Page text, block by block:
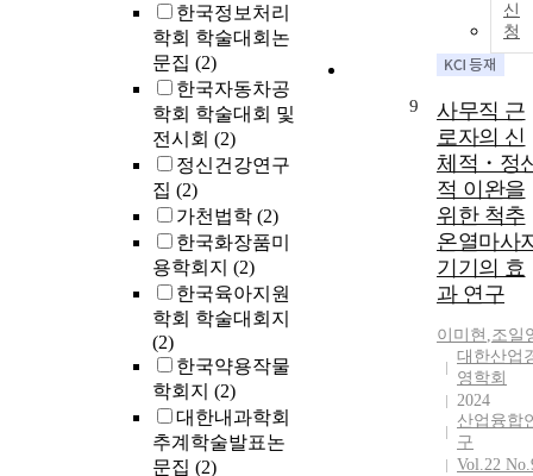
한국정보처리
학회 학술대회논
문집 (2)
한국자동차공
학회 학술대회 및
전시회 (2)
정신건강연구
집 (2)
가천법학 (2)
한국화장품미
용학회지 (2)
한국육아지원
학회 학술대회지
(2)
한국약용작물
학회지 (2)
대한내과학회
추계학술발표논
문집 (2)
신
청
9
사무직 근
로자의 신
체적・정
적 이완을
위한 척추
온열마사
기기의 효
과 연구
이미현 ,조일
대한산업
영학회
2024
산업융합
구
Vol.22